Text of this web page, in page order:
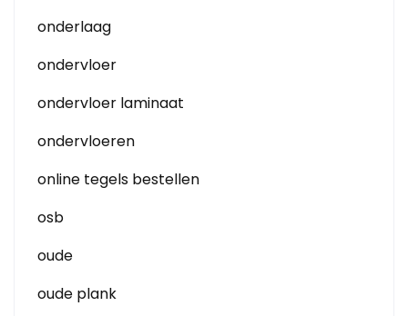
onderlaag
ondervloer
ondervloer laminaat
ondervloeren
online tegels bestellen
osb
oude
oude plank